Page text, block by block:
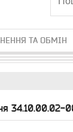
ТА ОБМІН
34.10.00.02-